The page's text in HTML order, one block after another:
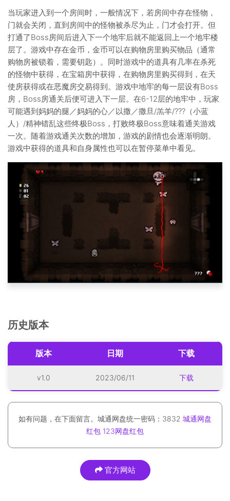
当玩家进入到一个房间时，一般情况下，若房间中存在怪物，
门就会关闭，直到房间中的怪物被杀尽为止，门才会打开。但
打通了Boss房间后进入下一个地牢后就不能返回上一个地牢楼
层了。游戏中存在金币，金币可以在购物房里购买物品（通常
购物房被锁着，需要钥匙）。同时游戏中的道具有几率在杀死
的怪物中获得，在宝箱房中获得，在购物房里购买得到，在天
使房获得或在恶魔房交易得到。游戏中地牢的每一层设有Boss
房，Boss房通关后便可进入下一层。在6-12层的地牢中，玩家
可能遇到妈妈的腿／妈妈的心／以撒／撒旦/羔羊/???（小蓝
人）/精神错乱这些终极Boss，打败终极Boss意味着通关游戏
一次。随着游戏通关次数的增加，游戏的剧情也会逐渐明朗。
游戏中获得的道具和自身属性也可以在暂停菜单中看见。
历史版本
版本 日期 下载
v1.0 2023/06/11 下载
如有问题，在下面留言。城通网盘统一密码：3832 城通网盘
红包 123网盘红包
官方网站